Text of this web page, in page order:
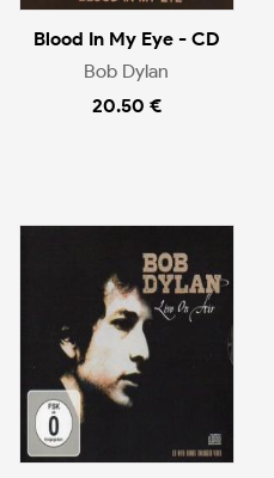
Blood In My Eye - CD
Bob Dylan
20.50 €